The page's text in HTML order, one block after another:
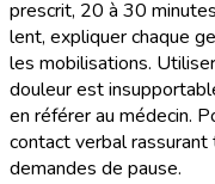
prescrit, 20 à 30
lent, expliquer chaque
les mobilisations.
douleur est
en référer au médecin.
contact verbal
demandes de pause.